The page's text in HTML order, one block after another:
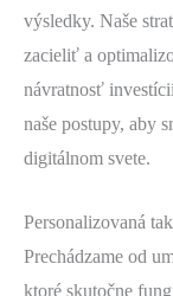
výsledky. Naše
zacieliť a
návratnosť
naše postupy, aby
digitálnom svete.
Personalizovaná
Prechádzame od
ktoré skutočne